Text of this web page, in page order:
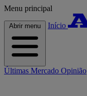
Menu principal
Abrir menu Início
Últimas Mercado Opinião